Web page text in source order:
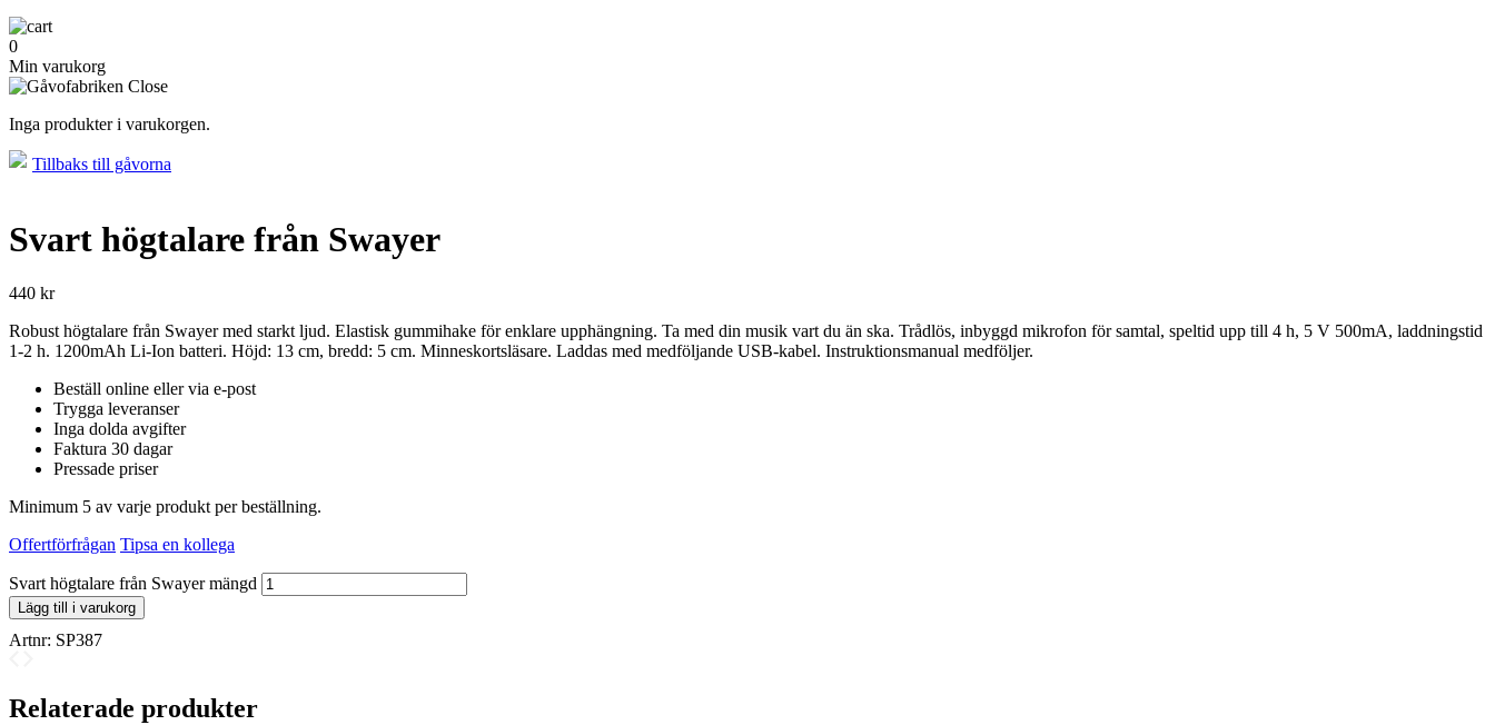
0
Min varukorg
Inga produkter i varukorgen.
Tillbaks till gåvorna
Svart högtalare från Swayer
440 kr
Robust högtalare från Swayer med starkt ljud. Elastisk gummihake för enklare upphängning. Ta med din musik vart du än ska. Trådlös, inbyggd mikrofon för samtal, speltid upp till 4 h, 5 V 500mA, laddningstid
1-2 h. 1200mAh Li-Ion batteri. Höjd: 13 cm, bredd: 5 cm. Minneskortsläsare. Laddas med medföljande USB-kabel. Instruktionsmanual medföljer.
Beställ online eller via e-post
Trygga leveranser
Inga dolda avgifter
Faktura 30 dagar
Pressade priser
Minimum 5 av varje produkt per beställning.
Offertförfrågan Tipsa en kollega
Svart högtalare från Swayer mängd
Lägg till i varukorg
Artnr: SP387
Relaterade produkter